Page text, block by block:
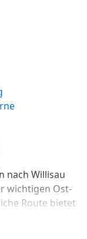
nach Willisau
wichtigen Ost-
Route bietet
Hohlwege,
markante